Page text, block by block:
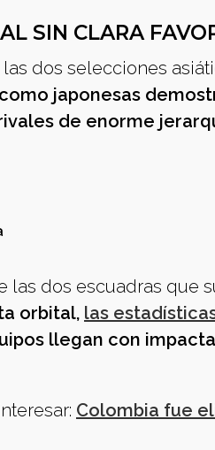
SIN CLARA
las dos selecciones
japonesas
de enorme
las dos escuadras que
orbital, las
llegan con
Colombia fue